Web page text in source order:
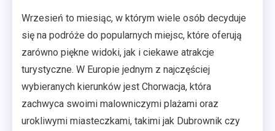
Wrzesień to miesiąc, w którym wiele osób decyduje
się na podróże do popularnych miejsc, które oferują
zarówno piękne widoki, jak i ciekawe atrakcje
turystyczne. W Europie jednym z najczęściej
wybieranych kierunków jest Chorwacja, która
zachwyca swoimi malowniczymi plażami oraz
urokliwymi miasteczkami, takimi jak Dubrownik czy